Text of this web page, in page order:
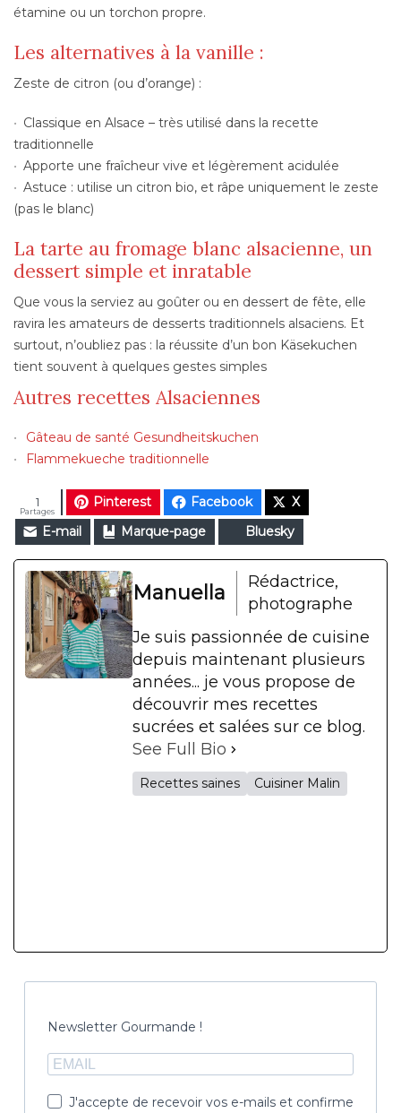
étamine ou un torchon propre.
Les alternatives à la vanille :
Zeste de citron (ou d’orange) :
Classique en Alsace – très utilisé dans la recette
traditionnelle
Apporte une fraîcheur vive et légèrement acidulée
Astuce : utilise un citron bio, et râpe uniquement le zeste
(pas le blanc)
La tarte au fromage blanc alsacienne, un
dessert simple et inratable
Que vous la serviez au goûter ou en dessert de fête, elle
ravira les amateurs de desserts traditionnels alsaciens. Et
surtout, n’oubliez pas : la réussite d’un bon Käsekuchen
tient souvent à quelques gestes simples
Autres recettes Alsaciennes
Gâteau de santé Gesundheitskuchen
Flammekueche traditionnelle
Pinterest Facebook
X
E-mail
Marque-page Bluesky
Partages
1
Manuella
Rédactrice,
photographe
Je suis passionnée de cuisine
depuis maintenant plusieurs
années... je vous propose de
découvrir mes recettes
sucrées et salées sur ce blog.
See Full Bio
Recettes saines Cuisiner Malin
Newsletter Gourmande !
J'accepte de recevoir vos e-mails et confirme